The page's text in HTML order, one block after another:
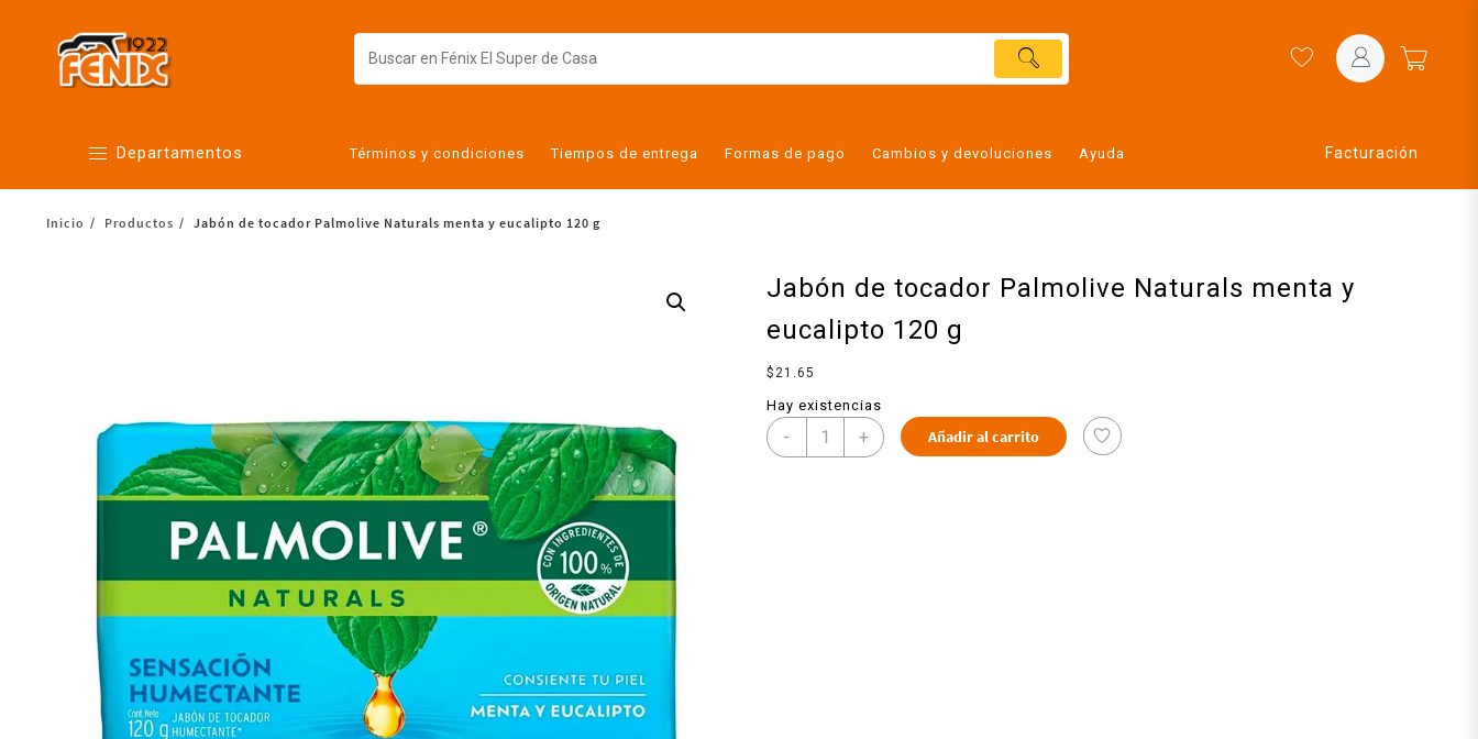
Departamentos
Alimentos
Cuidado personal
Lácteos
Limpieza del hogar
Mascotas
Pan de la casa
Preciasos
Salchichonería
Términos y condiciones Tiempos de entrega Formas de pago Cambios y devoluciones Ayuda Facturación
Inicio Productos Jabón de tocador Palmolive Naturals menta y eucalipto 120 g
Jabón de tocador Palmolive Naturals menta y
eucalipto 120 g
$ 21.65
Hay existencias
- + Añadir al carrito